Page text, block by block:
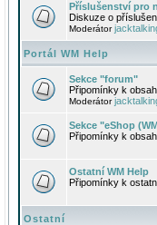
Příslušenství pro
Diskuze o
Moderátor
Portál WM Help
Sekce "forum"
Připomínky k
Moderátor
Sekce "eShop
Připomínky k
Ostatní WM Help
Připomínky k
Ostatní